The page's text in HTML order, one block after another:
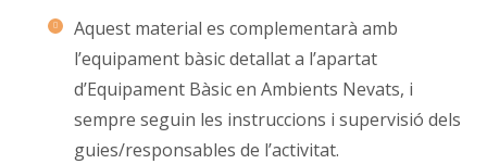
Aquest material es complementarà amb
l’equipament bàsic detallat a l’apartat
d’Equipament Bàsic en Ambients Nevats, i
sempre seguin les instruccions i supervisió dels
guies/responsables de l’activitat.